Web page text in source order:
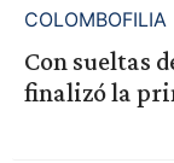
COLOMBOFILIA
Con sueltas
finalizó la